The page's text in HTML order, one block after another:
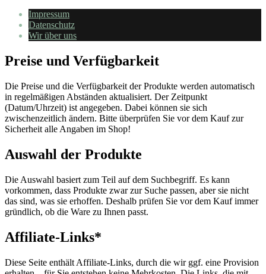
Impressum
Datenschutz
Wir über uns
Preise und Verfügbarkeit
Die Preise und die Verfügbarkeit der Produkte werden automatisch
in regelmäßigen Abständen aktualisiert. Der Zeitpunkt
(Datum/Uhrzeit) ist angegeben. Dabei können sie sich
zwischenzeitlich ändern. Bitte überprüfen Sie vor dem Kauf zur
Sicherheit alle Angaben im Shop!
Auswahl der Produkte
Die Auswahl basiert zum Teil auf dem Suchbegriff. Es kann
vorkommen, dass Produkte zwar zur Suche passen, aber sie nicht
das sind, was sie erhoffen. Deshalb prüfen Sie vor dem Kauf immer
gründlich, ob die Ware zu Ihnen passt.
Affiliate-Links*
Diese Seite enthält Affiliate-Links, durch die wir ggf. eine Provision